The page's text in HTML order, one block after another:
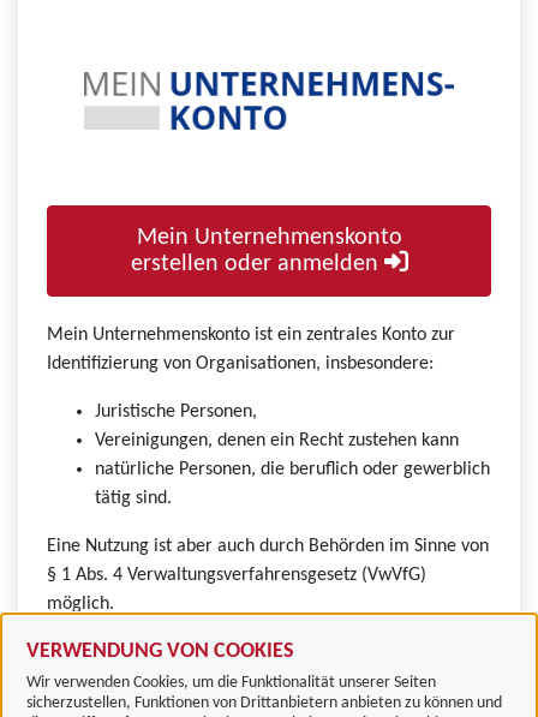
VERWENDUNG VON COOKIES
Wir verwenden Cookies, um die Funktionalität unserer Seiten
sicherzustellen, Funktionen von Drittanbietern anbieten zu können und
Mein Unternehmenskonto
erstellen oder anmelden
Mein Unternehmenskonto ist ein zentrales Konto zur
Identifizierung von Organisationen, insbesondere:
Juristische Personen,
Vereinigungen, denen ein Recht zustehen kann
natürliche Personen, die beruflich oder gewerblich
tätig sind.
Eine Nutzung ist aber auch durch Behörden im Sinne von
§ 1 Abs. 4 Verwaltungsverfahrensgesetz (VwVfG)
möglich.